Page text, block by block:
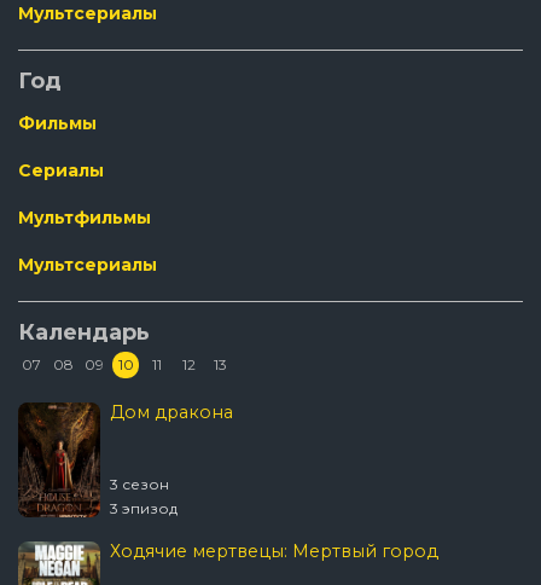
Мультсериалы
Год
Фильмы
Сериалы
Мультфильмы
Мультсериалы
Календарь
07 08 09 10 11 12 13
Дом дракона
3 сезон
3 эпизод
Ходячие мертвецы: Мертвый город